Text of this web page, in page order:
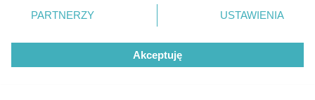
Żaden utwór zamieszczony w serwisie nie może być powielany i
tym także elektroniczny lub mechaniczny) na jakimkolwiek polu
eksploatacji w jakiejkolwiek formie, włącznie z umieszczaniem w Internecie
zmienić/wycofać klikając przycisk ustawień prywatności
znajdujący się w lewym dolnym rogu strony
rodzaje przetwarzania danych nie wymagają zgody
użytkownika, ale masz prawo sprzeciwić się takiemu
przetwarzaniu. Preferencje będą miały zastosowanie tylko
PARTNERZY USTAWIENIA
Akceptuję